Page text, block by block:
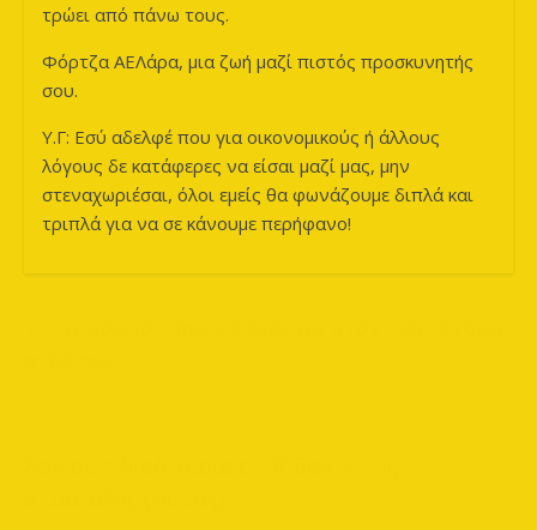
τρώει από πάνω τους.
Φόρτζα ΑΕΛάρα, μια ζωή μαζί πιστός προσκυνητής
σου.
Υ.Γ: Εσύ αδελφέ που για οικονομικούς ή άλλους
λόγους δε κατάφερες να είσαι μαζί μας, μην
στεναχωριέσαι, όλοι εμείς θα φωνάζουμε διπλά και
τριπλά για να σε κάνουμε περήφανο!